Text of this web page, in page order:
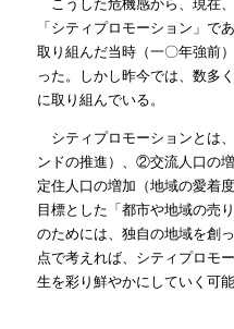
こうした危機感から、現在
「シティプロモーション」で
取り組んだ当時（一〇年強前
った。しかし昨今では、数多
に取り組んでいる。
シティプロモーションとは
ンドの推進）、②交流人口の
定住人口の増加（地域の愛着
目標とした「都市や地域の売
のためには、独自の地域を創
点で考えれば、シティプロモ
生を彩り鮮やかにしていく可